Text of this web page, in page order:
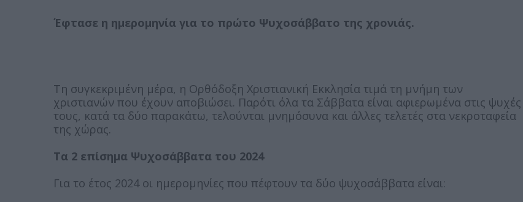
Έφτασε η ημερομηνία για το πρώτο Ψυχοσάββατο της χρονιάς.
Τη συγκεκριμένη μέρα, η Ορθόδοξη Χριστιανική Εκκλησία τιμά τη μνήμη των
χριστιανών που έχουν αποβιώσει. Παρότι όλα τα Σάββατα είναι αφιερωμένα στις ψυχές
τους, κατά τα δύο παρακάτω, τελούνται μνημόσυνα και άλλες τελετές στα νεκροταφεία
της χώρας.
Τα 2 επίσημα Ψυχοσάββατα του 2024
Για το έτος 2024 οι ημερομηνίες που πέφτουν τα δύο ψυχοσάββατα είναι: